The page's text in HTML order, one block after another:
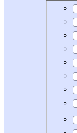
Type